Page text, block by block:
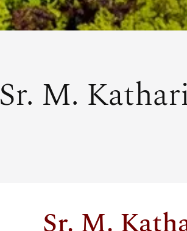
Sr. M.